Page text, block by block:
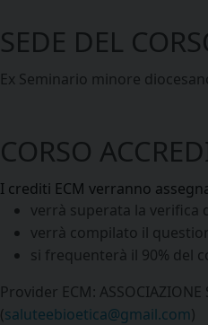
SEDE DEL
Ex Seminario minore
CORSO
I crediti ECM verranno
verrà superata la verifica
verrà compilato il
si frequenterà il 90% del
Provider ECM: ASSOCIAZIONE
(saluteebioetica@gmail.com)